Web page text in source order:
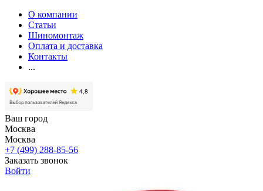
О компании
Статьи
Шиномонтаж
Оплата и доставка
Контакты
...
Ваш город
Москва
Москва
+7 (499) 288-85-56
Заказать звонок
Войти